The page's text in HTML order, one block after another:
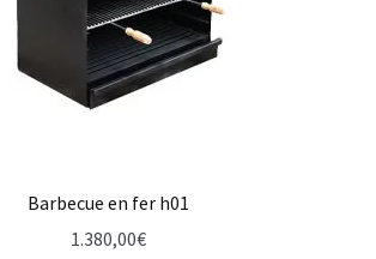
Barbecue en fer h01
1.380,00€